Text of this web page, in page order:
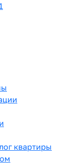
квартиры